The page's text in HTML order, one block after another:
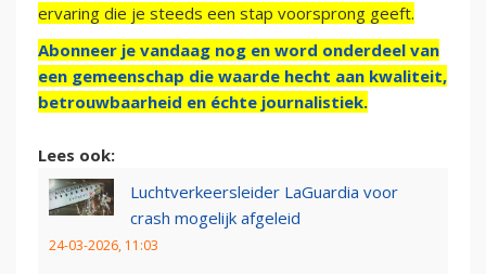
ervaring die je steeds een stap voorsprong geeft.
Abonneer je vandaag nog en word onderdeel van
een gemeenschap die waarde hecht aan kwaliteit,
betrouwbaarheid en échte journalistiek.
Lees ook:
Luchtverkeersleider LaGuardia voor
crash mogelijk afgeleid
24-03-2026, 11:03